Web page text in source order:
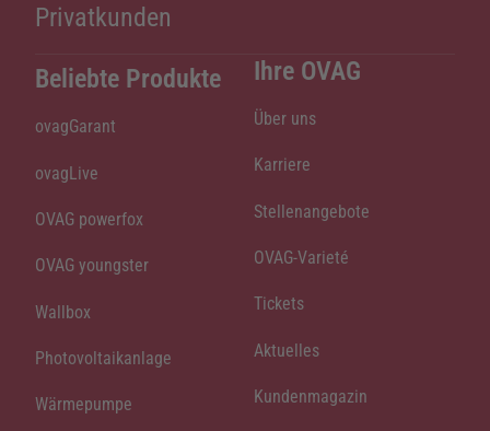
Privatkunden
Beliebte Produkte
ovagGarant
ovagLive
OVAG powerfox
OVAG youngster
Wallbox
Photovoltaikanlage
Wärmepumpe
Ihre OVAG
Über uns
Karriere
Stellenangebote
OVAG-Varieté
Tickets
Aktuelles
Kundenmagazin